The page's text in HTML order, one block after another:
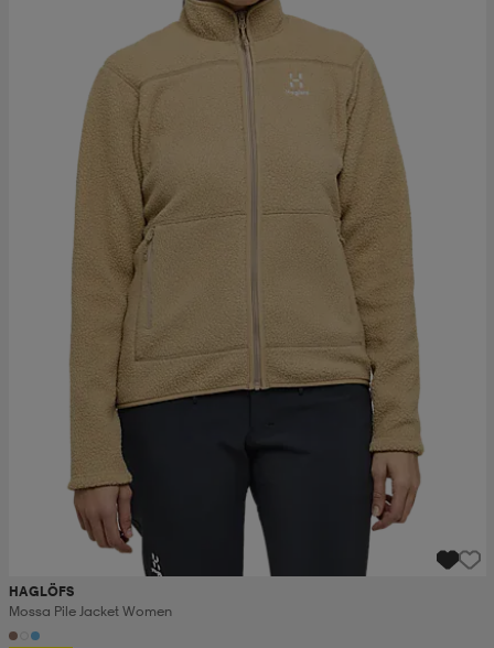
HAGLÖFS
Mossa Pile Jacket Women